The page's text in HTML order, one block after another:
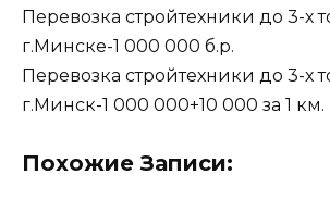
Перевозка стройтехники до 3-х
г.Минске-1 000 000 б.р.
Перевозка стройтехники до 3-х
г.Минск-1 000 000+10 000 за 1 км.
Похожие Записи: